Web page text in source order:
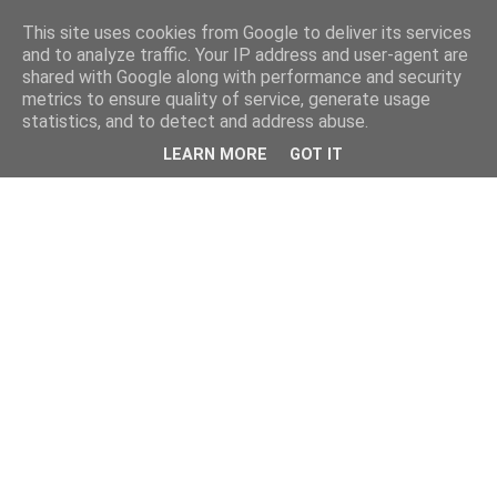
This site uses cookies from Google to deliver its services
and to analyze traffic. Your IP address and user-agent are
shared with Google along with performance and security
metrics to ensure quality of service, generate usage
statistics, and to detect and address abuse.
LEARN MORE GOT IT